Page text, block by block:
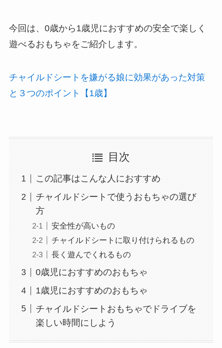
今回は、0歳から1歳児におすすめの安全で楽しく
遊べるおもちゃをご紹介します。
チャイルドシートを嫌がる娘に効果があった対策
と３つのポイント【1歳】
目次
この記事はこんな人におすすめ
チャイルドシートで使うおもちゃの選び
方
安全性が高いもの
チャイルドシートに取り付けられるもの
長く遊んでくれるもの
0歳児におすすめのおもちゃ
1歳児におすすめのおもちゃ
チャイルドシートおもちゃでドライブを
楽しい時間にしよう